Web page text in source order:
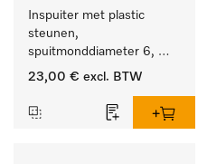
Inspuiter met plastic
steunen,
spuitmonddiameter 6,
lengte 210 mm, 1 stuk
23,00 € excl. BTW